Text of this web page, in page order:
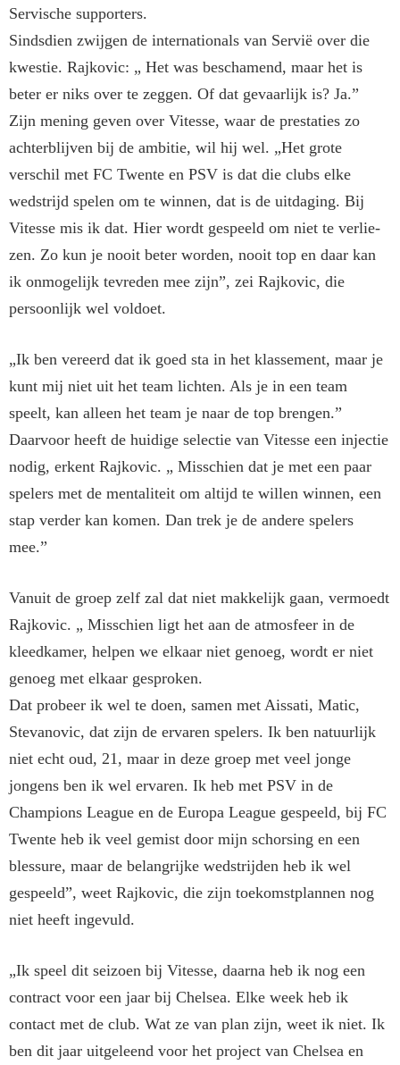
Servische supporters.
Sindsdien zwijgen de internatio­nals van Servië over die
kwestie. Rajkovic: „ Het was beschamend, maar het is
beter er niks over te zeggen. Of dat gevaarlijk is? Ja.”
Zijn mening geven over Vitesse, waar de prestaties zo
achterblijven bij de ambitie, wil hij wel. „Het grote
verschil met FC Twente en PSV is dat die clubs elke
wedstrijd spelen om te winnen, dat is de uit­daging. Bij
Vitesse mis ik dat. Hier wordt gespeeld om niet te verlie­
zen. Zo kun je nooit beter worden, nooit top en daar kan
ik onmoge­lijk tevreden mee zijn”, zei Rajko­vic, die
persoonlijk wel voldoet.
„Ik ben vereerd dat ik goed sta in het klassement, maar je
kunt mij niet uit het team lichten. Als je in een team
speelt, kan alleen het team je naar de top brengen.”
Daarvoor heeft de huidige selectie van Vitesse een injectie
nodig, er­kent Rajkovic. „ Misschien dat je met een paar
spelers met de men­taliteit om altijd te willen winnen, een
stap verder kan komen. Dan trek je de andere spelers
mee.”
Vanuit de groep zelf zal dat niet makkelijk gaan, vermoedt
Rajko­vic. „ Misschien ligt het aan de at­mosfeer in de
kleedkamer, helpen we elkaar niet genoeg, wordt er niet
genoeg met elkaar gesproken.
Dat probeer ik wel te doen, samen met Aissati, Matic,
Stevanovic, dat zijn de ervaren spelers. Ik ben na­tuurlijk
niet echt oud, 21, maar in deze groep met veel jonge
jongens ben ik wel ervaren. Ik heb met PSV in de
Champions League en de Europa League gespeeld, bij FC
Twente heb ik veel gemist door mijn schorsing en een
blessure, maar de belangrijke wedstrijden heb ik wel
gespeeld”, weet Rajko­vic, die zijn toekomstplannen nog
niet heeft ingevuld.
„Ik speel dit seizoen bij Vitesse, daarna heb ik nog een
contract voor een jaar bij Chelsea. Elke week heb ik
contact met de club. Wat ze van plan zijn, weet ik niet. Ik
ben dit jaar uitgeleend voor het project van Chelsea en